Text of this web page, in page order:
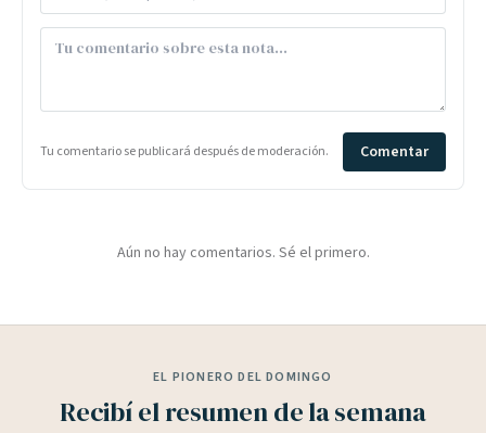
Tu comentario se publicará después de moderación. Comentar
Aún no hay comentarios. Sé el primero.
EL PIONERO DEL DOMINGO
Recibí el resumen de la semana